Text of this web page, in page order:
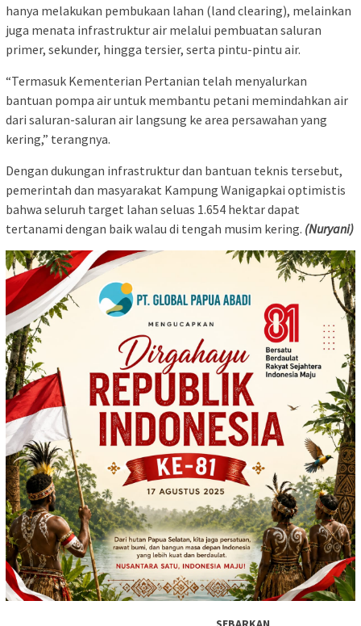
hanya melakukan pembukaan lahan (land clearing), melainkan
juga menata infrastruktur air melalui pembuatan saluran
primer, sekunder, hingga tersier, serta pintu-pintu air.
“Termasuk Kementerian Pertanian telah menyalurkan
bantuan pompa air untuk membantu petani memindahkan air
dari saluran-saluran air langsung ke area persawahan yang
kering,” terangnya.
​Dengan dukungan infrastruktur dan bantuan teknis tersebut,
pemerintah dan masyarakat Kampung Wanigapkai optimistis
bahwa seluruh target lahan seluas 1.654 hektar dapat
tertanami dengan baik walau di tengah musim kering. (Nuryani)